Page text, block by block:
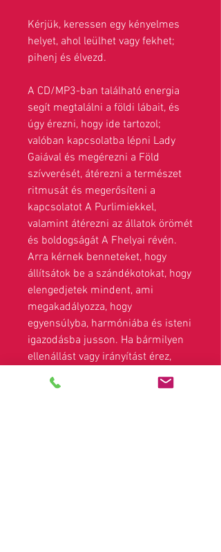
Kérjük, keressen egy kényelmes
helyet, ahol leülhet vagy fekhet;
pihenj és élvezd.
A CD/MP3-ban található energia
segít megtalálni a földi lábait, és
úgy érezni, hogy ide tartozol;
valóban kapcsolatba lépni Lady
Gaiával és megérezni a Föld
szívverését, átérezni a természet
ritmusát és megerősíteni a
kapcsolatot A Purlimiekkel,
valamint átérezni az állatok örömét
és boldogságát A Fhelyai révén.
Arra kérnek benneteket, hogy
állítsátok be a szándékotokat, hogy
elengedjetek mindent, ami
megakadályozza, hogy
egyensúlyba, harmóniába és isteni
igazodásba jusson. Ha bármilyen
ellenállást vagy irányítást érez,
helyezze ezt az ellenállást vagy
vezérlőt egy buborékba, és adja át,